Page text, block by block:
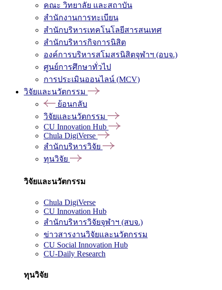
คณะ วิทยาลัย และสถาบัน
สำนักงานการทะเบียน
สำนักบริหารเทคโนโลยีสารสนเทศ
สำนักบริหารกิจการนิสิต
องค์การบริหารสโมสรนิสิตจุฬาฯ (อบจ.)
ศูนย์การศึกษาทั่วไป
การประเมินออนไลน์ (MCV)
วิจัยและนวัตกรรม
ย้อนกลับ
วิจัยและนวัตกรรม
CU Innovation Hub
Chula DigiVerse
สำนักบริหารวิจัย
ทุนวิจัย
วิจัยและนวัตกรรม
Chula DigiVerse
CU Innovation Hub
สำนักบริหารวิจัยจุฬาฯ (สบจ.)
ข่าวสารงานวิจัยและนวัตกรรม
CU Social Innovation Hub
CU-Daily Research
ทุนวิจัย